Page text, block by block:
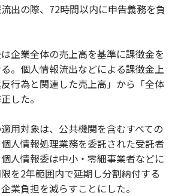
出の際、72時間以内に申告義務を負
企業全体の売上高を基準に課徴金を
。個人情報流出などによる課徴金上
行為と関連した売上高」から「全体
した。
用対象は、公共機関を含むすべての
人情報処理業務を委託された受託者
人情報委は中小・零細事業者などに
を2年範囲内で延期し分割納付する
業負担を減らすことにした。